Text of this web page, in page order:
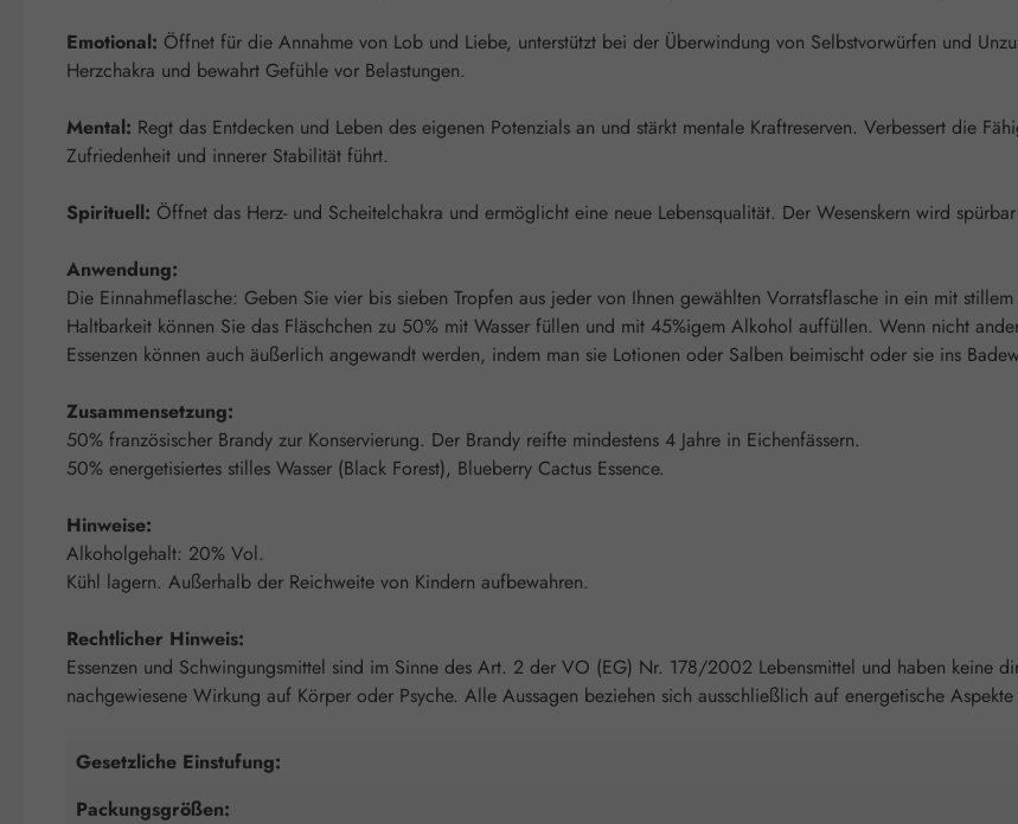
Emotional: Öffnet für die Annahme von Lob und Liebe, unterstützt bei der Überwindung von Selbstvorwürfen und
Herzchakra und bewahrt Gefühle vor Belastungen.
Mental: Regt das Entdecken und Leben des eigenen Potenzials an und stärkt mentale Kraftreserven. Verbessert die
Zufriedenheit und innerer Stabilität führt.
Spirituell: Öffnet das Herz- und Scheitelchakra und ermöglicht eine neue Lebensqualität. Der Wesenskern wird
Anwendung:
Die Einnahmeflasche: Geben Sie vier bis sieben Tropfen aus jeder von Ihnen gewählten Vorratsflasche in ein mit
Haltbarkeit können Sie das Fläschchen zu 50% mit Wasser füllen und mit 45%igem Alkohol auffüllen. Wenn nicht
Essenzen können auch äußerlich angewandt werden, indem man sie Lotionen oder Salben beimischt oder sie ins
Zusammensetzung:
50% französischer Brandy zur Konservierung. Der Brandy reifte mindestens 4 Jahre in Eichenfässern.
50% energetisiertes stilles Wasser (Black Forest), Blueberry Cactus Essence.
Hinweise:
Alkoholgehalt: 20% Vol.
Kühl lagern. Außerhalb der Reichweite von Kindern aufbewahren.
Rechtlicher Hinweis:
Essenzen und Schwingungsmittel sind im Sinne des Art. 2 der VO (EG) Nr. 178/2002 Lebensmittel und haben keine
nachgewiesene Wirkung auf Körper oder Psyche. Alle Aussagen beziehen sich ausschließlich auf energetische
Gesetzliche Einstufung:
Packungsgrößen: